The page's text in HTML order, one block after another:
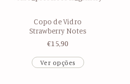
Copo de Vidro
Strawberry Notes
€15,90
Ver opções